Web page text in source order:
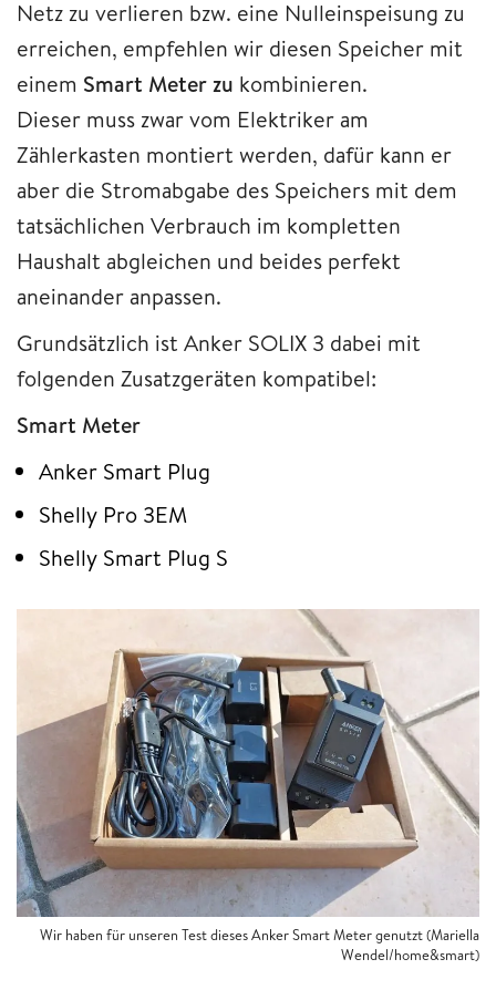
Netz zu verlieren bzw. eine Nulleinspeisung zu
erreichen, empfehlen wir diesen Speicher mit
einem Smart Meter zu kombinieren.
Dieser muss zwar vom Elektriker am
Zählerkasten montiert werden, dafür kann er
aber die Stromabgabe des Speichers mit dem
tatsächlichen Verbrauch im kompletten
Haushalt abgleichen und beides perfekt
aneinander anpassen.
Grundsätzlich ist Anker SOLIX 3 dabei mit
folgenden Zusatzgeräten kompatibel:
Smart Meter
Anker Smart Plug
Shelly Pro 3EM
Shelly Smart Plug S
Wir haben für unseren Test dieses Anker Smart Meter genutzt (Mariella
Wendel/home&smart)